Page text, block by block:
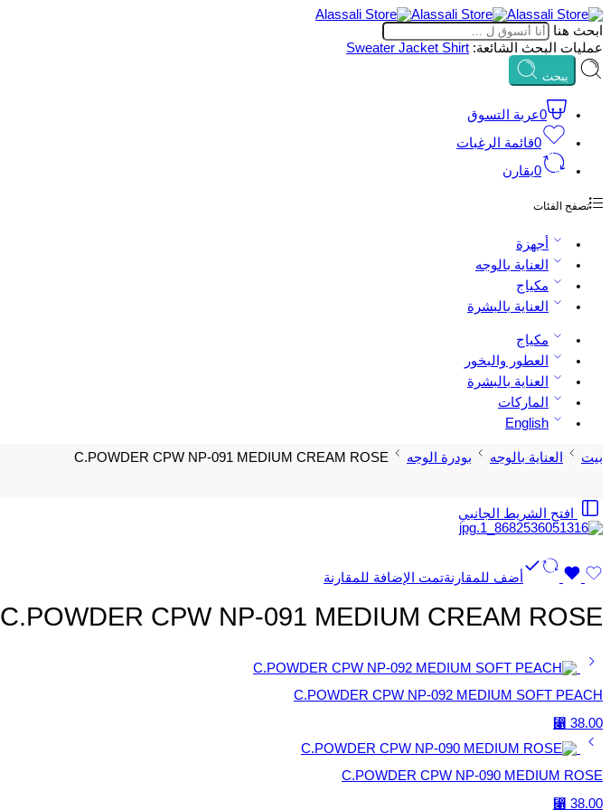
ابحث هنا
عمليات البحث الشائعة:
Sweater Jacket Shirt
يبحث
0عربة التسوق
0قائمة الرغبات
0يقارن
تصفح الفئات
أجهزة
العناية بالوجه
مكياج
العناية بالبشرة
مكياج
العطور والبخور
العناية بالبشرة
الماركات
English
بيت العناية بالوجه بودرة الوجه C.POWDER CPW NP-091 MEDIUM CREAM ROSE
افتح الشريط الجانبي
أضف للمقارنةتمت الإضافة للمقارنة
C.POWDER CPW NP-091 MEDIUM CREAM ROSE
C.POWDER CPW NP-092 MEDIUM SOFT PEACH
⃁ 38.00
C.POWDER CPW NP-090 MEDIUM ROSE
⃁ 38.00